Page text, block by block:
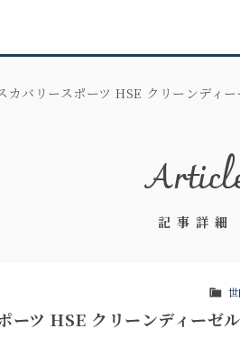
カバリースポーツ HSE クリーンディ
記事詳細
ーツ HSE クリーンディーゼル